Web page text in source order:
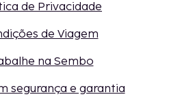
de Privacidade
de Viagem
na Sembo
segurança e garantia